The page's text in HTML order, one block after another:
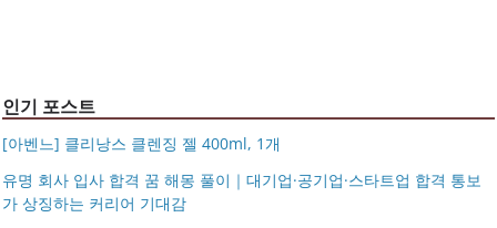
인기 포스트
[아벤느] 클리낭스 클렌징 젤 400ml, 1개
유명 회사 입사 합격 꿈 해몽 풀이｜대기업·공기업·스타트업 합격 통보
가 상징하는 커리어 기대감